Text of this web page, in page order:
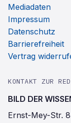
Mediadaten
Impressum
Datenschutz
Barrierefreiheit
Vertrag
KONTAKT ZUR
BILD DER
Ernst-Mey-Str. 8